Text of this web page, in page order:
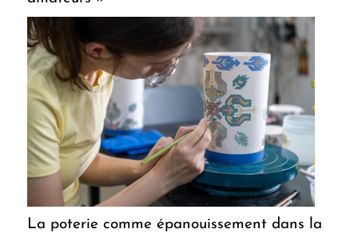
La poterie comme épanouissement dans la